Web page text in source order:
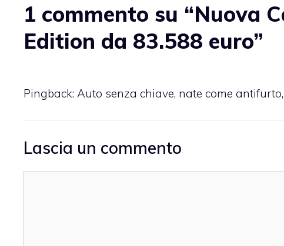
1 commento su “Nuova
Edition da 83.588 euro”
Pingback: Auto senza chiave, nate come
Lascia un commento